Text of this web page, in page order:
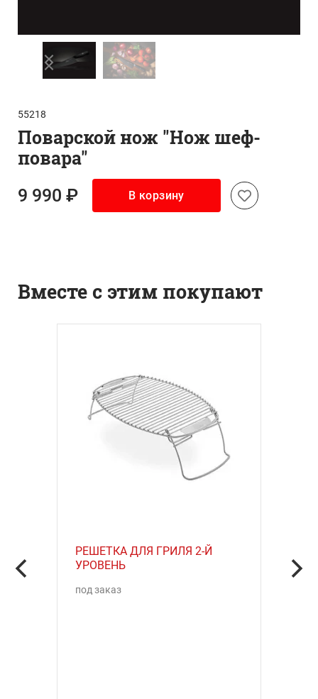
55218
Поварской нож "Нож шеф-
повара"
9 990 ₽ В корзину
Вместе с этим покупают
РЕШЕТКА ДЛЯ ГРИЛЯ 2-Й
УРОВЕНЬ
под заказ